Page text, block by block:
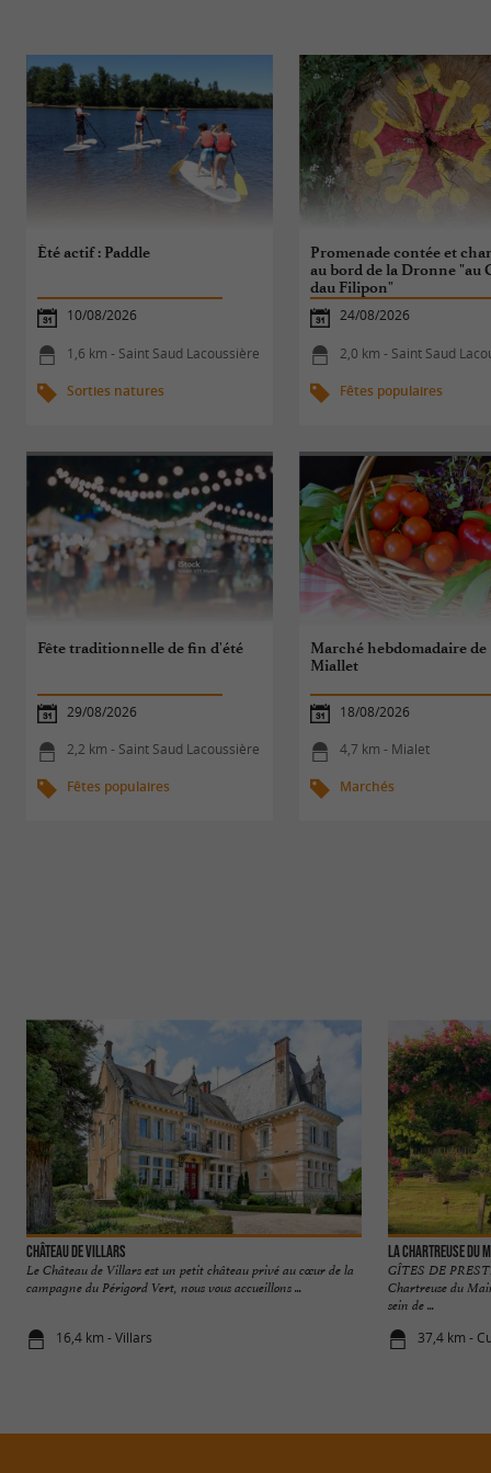
Été actif : Paddle
10/08/2026
1,6 km - Saint Saud Lacoussière
Sorties natures
Promenade contée et
au bord de la Dronne "au
dau Filipon"
24/08/2026
2,0 km - Saint Saud
Fêtes populaires
Fête traditionnelle de fin d'été
29/08/2026
2,2 km - Saint Saud Lacoussière
Fêtes populaires
Marché hebdomadaire de
Miallet
18/08/2026
4,7 km - Mialet
Marchés
Château de Villars
Le Château de Villars est un petit château privé au cœur de la
campagne du Périgord Vert, nous vous accueillons ...
16,4 km - Villars
La Chartreuse du
GÎTES DE
Chartreuse du
sein de ...
37,4 km -